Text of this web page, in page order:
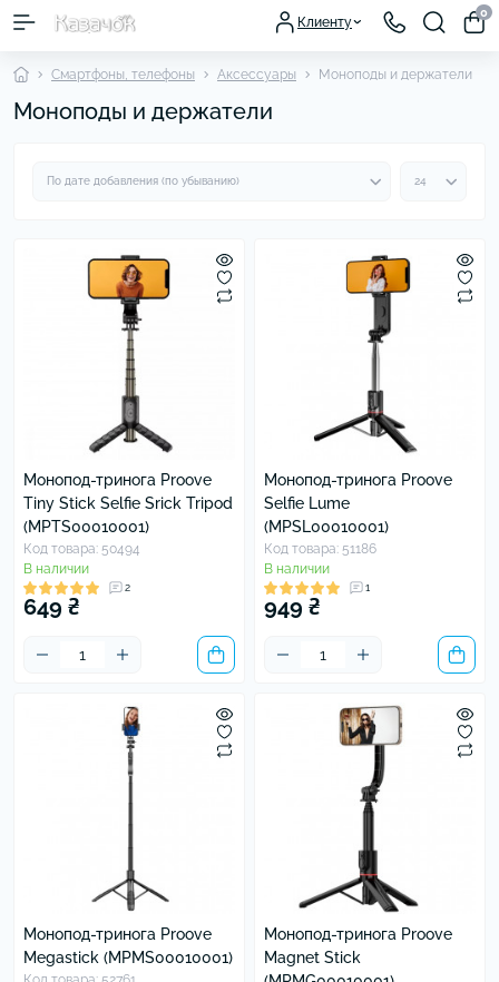
Клиенту
0
Смартфоны, телефоны Аксессуары Моноподы и держатели
Моноподы и держатели
Монопод-тринога Proove
Tiny Stick Selfie Srick Tripod
(MPTS00010001)
Код товара: 50494
В наличии
2
649 ₴
Монопод-тринога Proove
Selfie Lume
(MPSL00010001)
Код товара: 51186
В наличии
1
949 ₴
Монопод-тринога Proove
Megastick (MPMS00010001)
Монопод-тринога Proove
Magnet Stick